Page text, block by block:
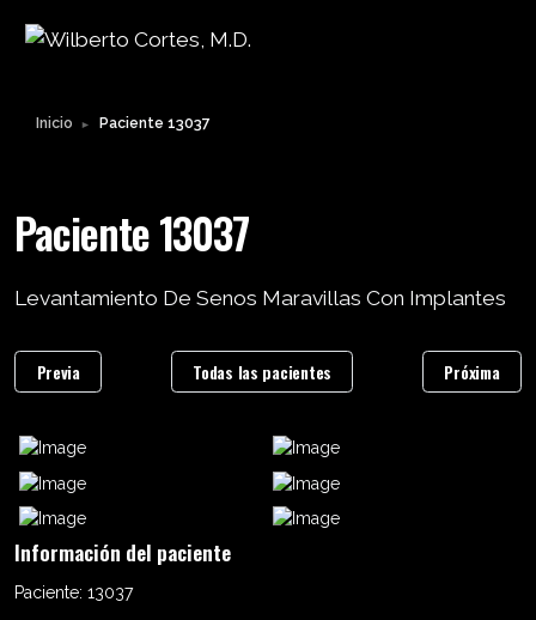
Inicio ► Paciente 13037
Paciente 13037
Levantamiento De Senos Maravillas Con Implantes
Previa Todas las pacientes Próxima
Información del paciente
Paciente: 13037